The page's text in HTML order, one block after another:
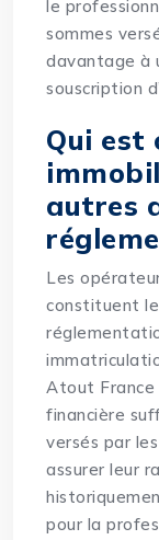
le
sommes
davantage à
souscription
Qui est
autres
Les
constituent le
Atout France
financière
versés par
assurer leur
pour la